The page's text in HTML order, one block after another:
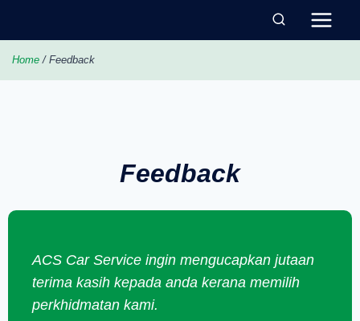
Home / Feedback
Feedback
ACS Car Service ingin mengucapkan jutaan
terima kasih kepada anda kerana memilih
perkhidmatan kami.